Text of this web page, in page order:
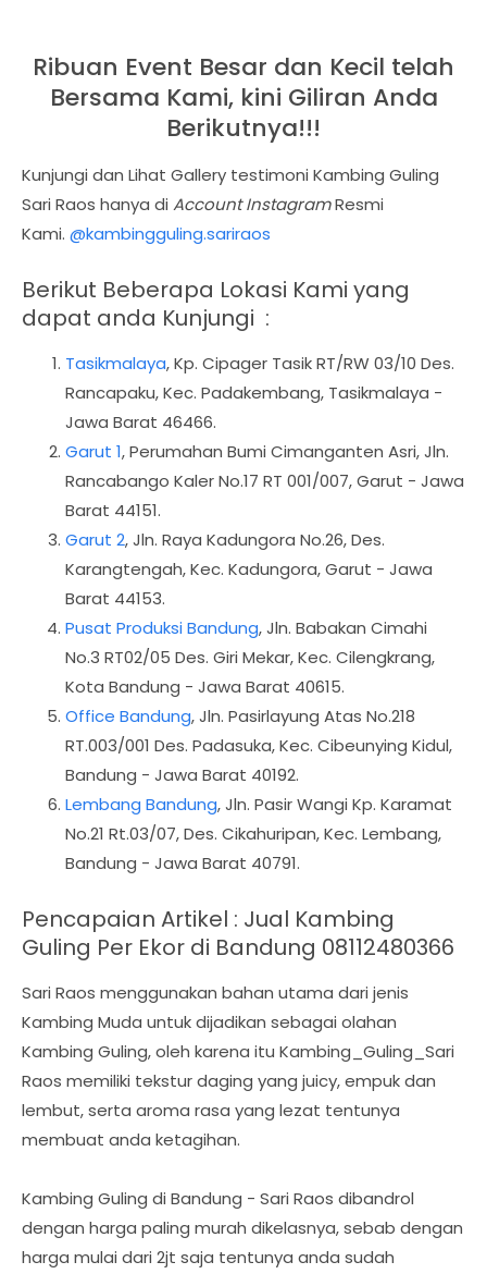
Ribuan Event Besar dan Kecil telah
Bersama Kami, kini Giliran Anda
Berikutnya!!!
Kunjungi dan Lihat Gallery testimoni Kambing Guling
Sari Raos hanya di Account InstagramResmi
Kami. @kambingguling.sariraos
Berikut Beberapa Lokasi Kami yang
dapat anda Kunjungi :
Tasikmalaya,Kp. Cipager Tasik RT/RW 03/10 Des.
Rancapaku, Kec. Padakembang, Tasikmalaya -
Jawa Barat 46466.
Garut 1, Perumahan Bumi Cimanganten Asri, Jln.
Rancabango Kaler No.17 RT 001/007, Garut - Jawa
Barat 44151.
Garut 2, Jln. Raya Kadungora No.26, Des.
Karangtengah, Kec. Kadungora, Garut - Jawa
Barat 44153.
Pusat Produksi Bandung, Jln. Babakan Cimahi
No.3 RT02/05 Des. Giri Mekar, Kec. Cilengkrang,
Kota Bandung - Jawa Barat 40615.
Office Bandung, Jln. Pasirlayung Atas No.218
RT.003/001 Des. Padasuka, Kec. Cibeunying Kidul,
Bandung - Jawa Barat 40192.
Lembang Bandung, Jln. Pasir Wangi Kp. Karamat
No.21 Rt.03/07, Des. Cikahuripan, Kec. Lembang,
Bandung - Jawa Barat 40791.
Pencapaian Artikel : Jual Kambing
Guling Per Ekor di Bandung 08112480366
Sari Raos menggunakan bahan utama dari jenis
Kambing Muda untuk dijadikan sebagai olahan
Kambing Guling, oleh karena itu Kambing_Guling_Sari
Raos memiliki tekstur daging yang juicy, empuk dan
lembut, serta aroma rasa yang lezat tentunya
membuat anda ketagihan.
Kambing Guling di Bandung - Sari Raos dibandrol
dengan harga paling murah dikelasnya, sebab dengan
harga mulai dari 2jt saja tentunya anda sudah